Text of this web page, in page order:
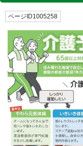
ページID1005258